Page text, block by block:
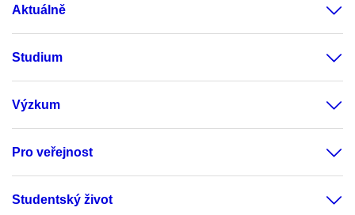
Aktuálně
Studium
Výzkum
Pro veřejnost
Studentský život